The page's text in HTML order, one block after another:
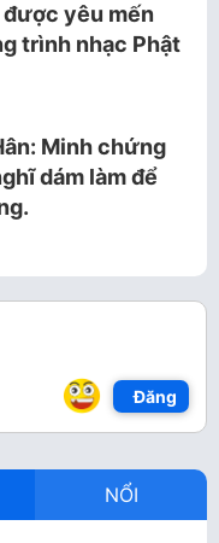
được yêu mến
trình nhạc Phật
Minh chứng
dám làm để
Đăng
NỔI